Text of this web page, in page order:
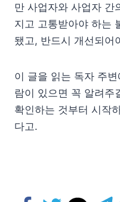
만 사업자와 사업자 간
지고 고통받아야 하는
됐고, 반드시 개선되어
이 글을 읽는 독자 주
람이 있으면 꼭 알려주
확인하는 것부터 시작
다고.